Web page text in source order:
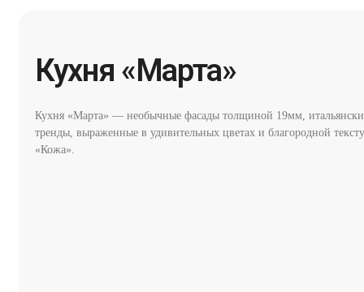
Кухня «Марта»
Кухня «Марта» — необычные фасады толщиной 19мм,
тренды, выраженные в удивительных цветах и благородной
«Кожа».